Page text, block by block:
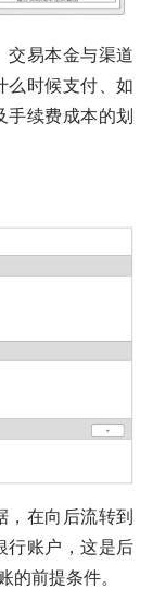
交易本金与渠道
么时候支付、如
续费成本的划
在向后流转到
行账户，这是后
的前提条件。